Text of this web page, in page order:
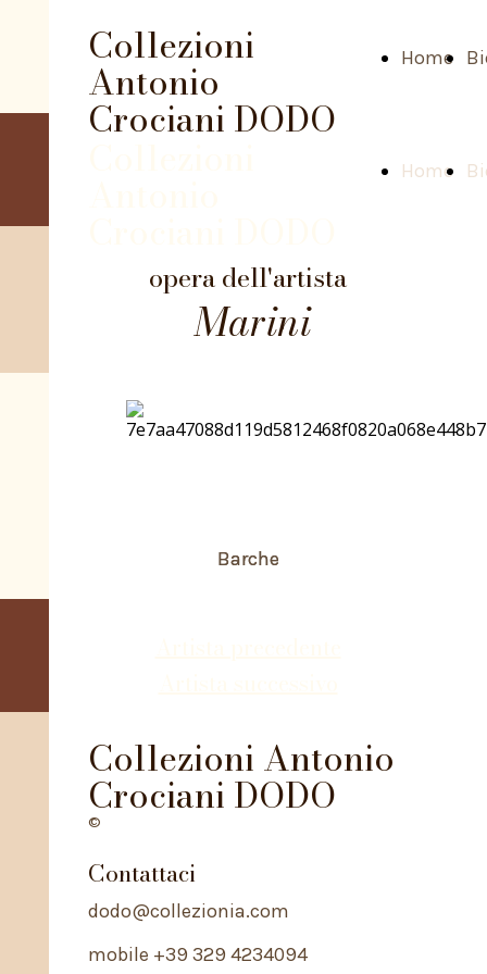
Collezioni
Antonio
Crociani DODO
Home
Home
opera dell'artista
Marini
Barche
Barche
Collezioni Antonio
Crociani DODO
Contattaci
dodo@collezionia.com
©
mobile +39 329 4234094